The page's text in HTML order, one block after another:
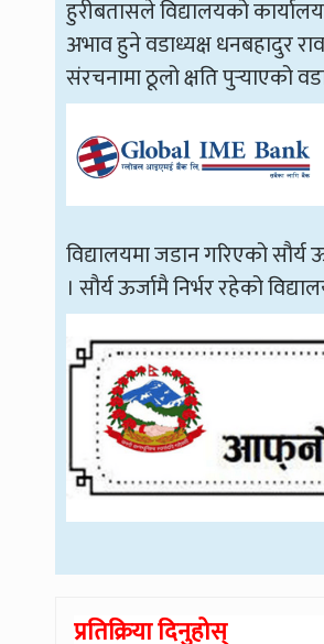
हुरीबतासले विद्यालयको
अभाव हुने वडाध्यक्ष धनबहादुर
संरचनामा ठूलो क्षति पुर्‍याएको
विद्यालयमा जडान गरिएको सौर्य
। सौर्य ऊर्जामै निर्भर रहेको
प्रतिक्रिया दिनुहोस्